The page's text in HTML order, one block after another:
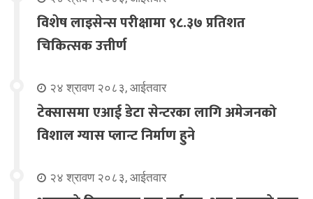
विशेष लाइसेन्स परीक्षामा ९८.३७ प्रतिशत
चिकित्सक उत्तीर्ण
२४ श्रावण २०८३, आईतवार
टेक्सासमा एआई डेटा सेन्टरका लागि अमेजनको
विशाल ग्यास प्लान्ट निर्माण हुने
२४ श्रावण २०८३, आईतवार